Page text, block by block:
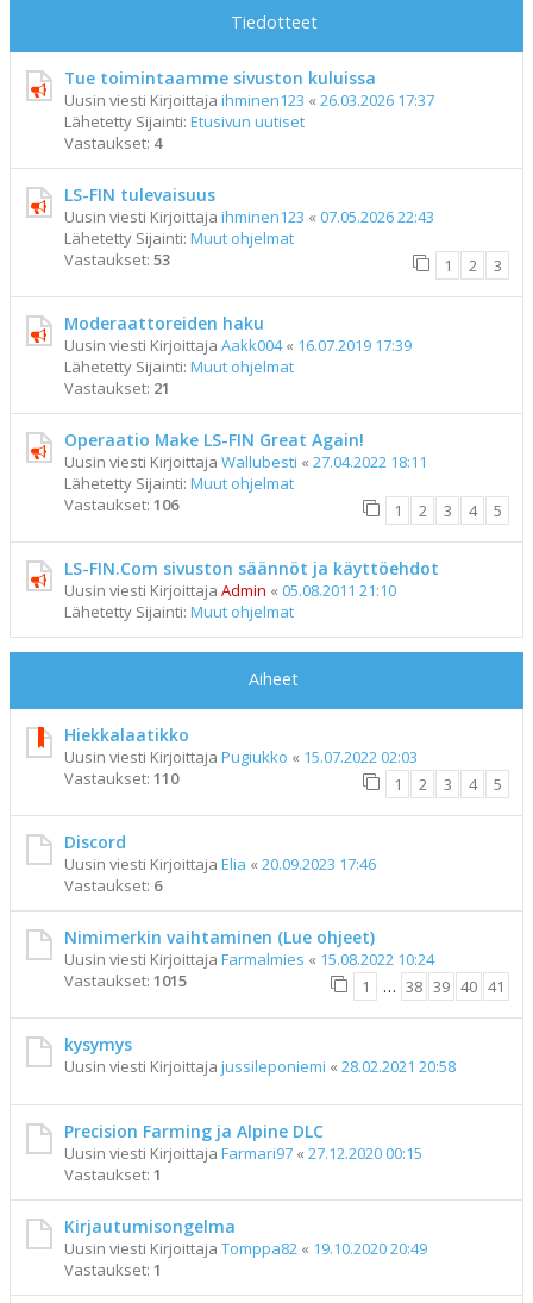
Tiedotteet
Tue toimintaamme sivuston kuluissa
Uusin viesti Kirjoittaja ihminen123 « 26.03.2026 17:37
Lähetetty Sijainti: Etusivun uutiset
Vastaukset: 4
LS-FIN tulevaisuus
Uusin viesti Kirjoittaja ihminen123 « 07.05.2026 22:43
Lähetetty Sijainti: Muut ohjelmat
Vastaukset: 53 1 2 3
Moderaattoreiden haku
Uusin viesti Kirjoittaja Aakk004« 16.07.2019 17:39
Lähetetty Sijainti: Muut ohjelmat
Vastaukset: 21
Operaatio Make LS-FIN Great Again!
Uusin viesti Kirjoittaja Wallubesti « 27.04.2022 18:11
Lähetetty Sijainti: Muut ohjelmat
Vastaukset: 106 1 2 3 4 5
LS-FIN.Com sivuston säännöt ja käyttöehdot
Uusin viesti Kirjoittaja Admin « 05.08.2011 21:10
Lähetetty Sijainti: Muut ohjelmat
Aiheet
Hiekkalaatikko
Uusin viesti Kirjoittaja Pugiukko « 15.07.2022 02:03
Vastaukset: 110 1 2 3 4 5
Discord
Uusin viesti Kirjoittaja Elia « 20.09.2023 17:46
Vastaukset: 6
Nimimerkin vaihtaminen (Lue ohjeet)
Uusin viesti Kirjoittaja Farmalmies « 15.08.2022 10:24
Vastaukset: 1015 1 … 38 39 40 41
kysymys
Uusin viesti Kirjoittaja jussileponiemi « 28.02.2021 20:58
Precision Farming ja Alpine DLC
Uusin viesti Kirjoittaja Farmari97 « 27.12.2020 00:15
Vastaukset: 1
Kirjautumisongelma
Uusin viesti Kirjoittaja Tomppa82 « 19.10.2020 20:49
Vastaukset: 1